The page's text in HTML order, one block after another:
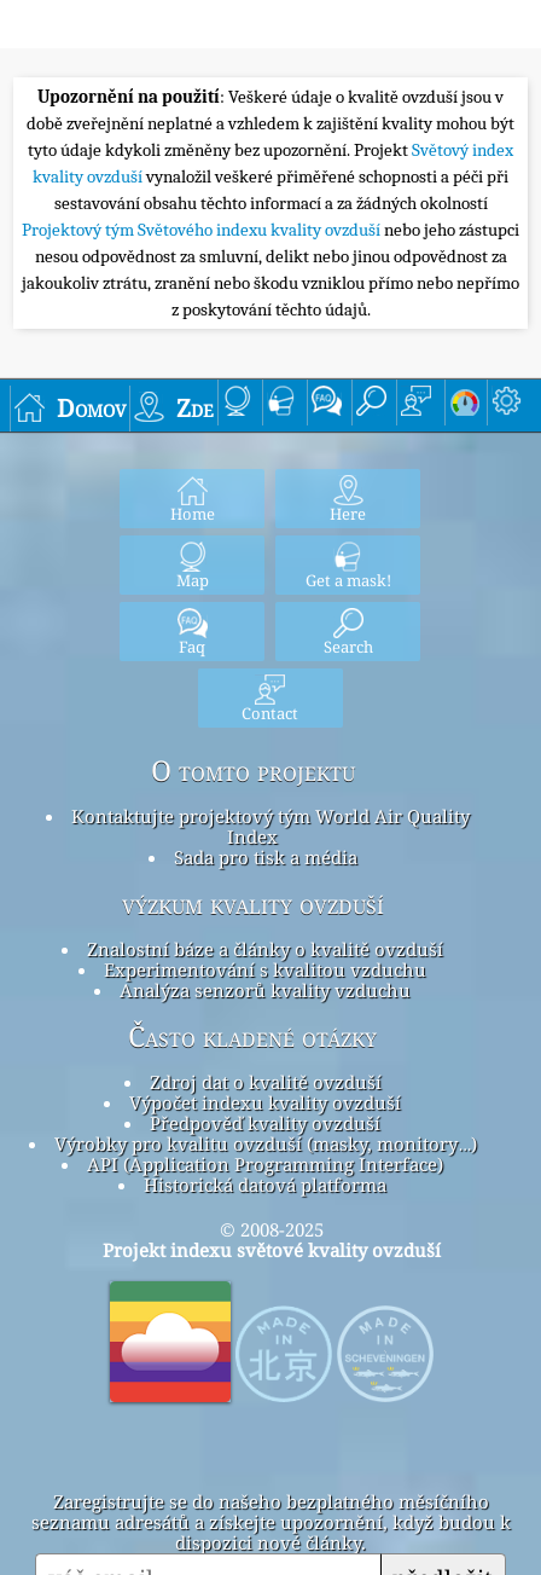
Upozornění na použití: Veškeré údaje o kvalitě ovzduší jsou v
době zveřejnění neplatné a vzhledem k zajištění kvality mohou být
tyto údaje kdykoli změněny bez upozornění. ProjektSvětový index
kvality ovzdušívynaložil veškeré přiměřené schopnosti a péči při
sestavování obsahu těchto informací a za žádných okolností
Projektový tým Světového indexu kvality ovzdušínebo jeho zástupci
nesou odpovědnost za smluvní, delikt nebo jinou odpovědnost za
jakoukoliv ztrátu, zranění nebo škodu vzniklou přímo nebo nepřímo
z poskytování těchto údajů.
Domov Zde
Home Here
Map Get a mask!
Faq Search
Contact
O tomto projektu
Kontaktujte projektový tým World Air Quality
Index
Sada pro tisk a média
výzkum kvality ovzduší
Znalostní báze a články o kvalitě ovzduší
Experimentování s kvalitou vzduchu
Analýza senzorů kvality vzduchu
Často kladené otázky
Zdroj dat o kvalitě ovzduší
Výpočet indexu kvality ovzduší
Předpověď kvality ovzduší
Výrobky pro kvalitu ovzduší (masky, monitory…)
API (Application Programming Interface)
Historická datová platforma
© 2008-2025
Projekt indexu světové kvality ovzduší
Zaregistrujte se do našeho bezplatného měsíčního
seznamu adresátů a získejte upozornění, když budou k
dispozici nové články.